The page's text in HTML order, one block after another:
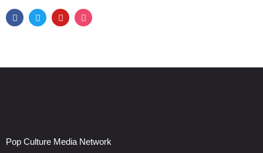
Pop Culture Media Network